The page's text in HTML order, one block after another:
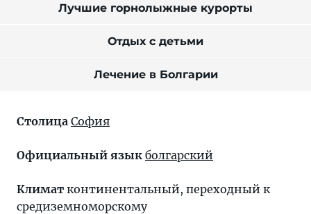
Лучшие горно­лыжные курорты
Отдых с детьми
Лечение в Болгарии
Столица София
Официальный язык болгарский
Климат континентальный, переходный к
средиземноморскому